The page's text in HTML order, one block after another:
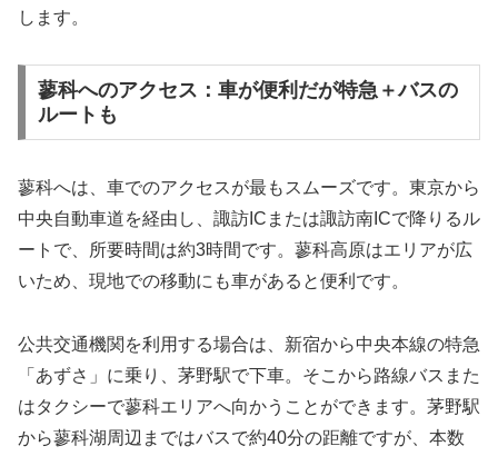
します。
蓼科へのアクセス：車が便利だが特急＋バスの
ルートも
蓼科へは、車でのアクセスが最もスムーズです。東京から
中央自動車道を経由し、諏訪ICまたは諏訪南ICで降りるル
ートで、所要時間は約3時間です。蓼科高原はエリアが広
いため、現地での移動にも車があると便利です。
公共交通機関を利用する場合は、新宿から中央本線の特急
「あずさ」に乗り、茅野駅で下車。そこから路線バスまた
はタクシーで蓼科エリアへ向かうことができます。茅野駅
から蓼科湖周辺まではバスで約40分の距離ですが、本数